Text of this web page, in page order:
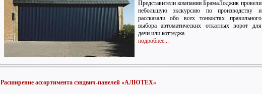
Представители компании БрамаЛоджик провели
небольшую экскурсию по производству и
рассказали обо всех тонкостях правильного
выбора автоматических откатных ворот для
дачи или коттеджа.
подробнее...
Расширение ассортимента сэндвич-панелей «АЛЮТЕХ»